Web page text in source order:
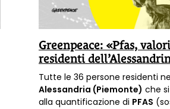
Greenpeace: «Pfas,
residenti
i biomonitoraggi»
Tutte le 36 persone residenti
Alessandria (Piemonte) che
alla quantificazione di PFAS